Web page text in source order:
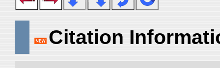
Citation